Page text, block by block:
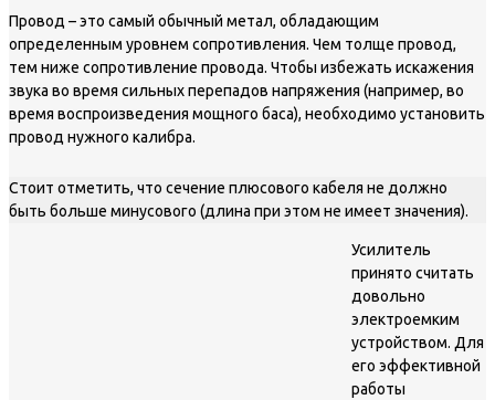
Провод – это самый обычный метал, обладающим
определенным уровнем сопротивления. Чем толще провод,
тем ниже сопротивление провода. Чтобы избежать искажения
звука во время сильных перепадов напряжения (например, во
время воспроизведения мощного баса), необходимо установить
провод нужного калибра.
Стоит отметить, что сечение плюсового кабеля не должно
быть больше минусового (длина при этом не имеет значения).
Усилитель
принято считать
довольно
электроемким
устройством. Для
его эффективной
работы